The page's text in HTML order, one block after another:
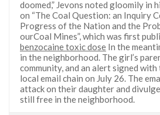
doomed,” Jevons noted gloomily in
on “The Coal Question: an Inquiry
Progress of the Nation and the
ourCoal Mines”, which was first
benzocaine toxic dose In the
in the neighborhood. The girl’s
community, and an alert signed
local email chain on July 26. The
attack on their daughter and
still free in the neighborhood.